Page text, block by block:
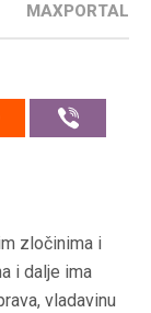
MAXPORTAL
zločinima i
i dalje ima
vladavinu